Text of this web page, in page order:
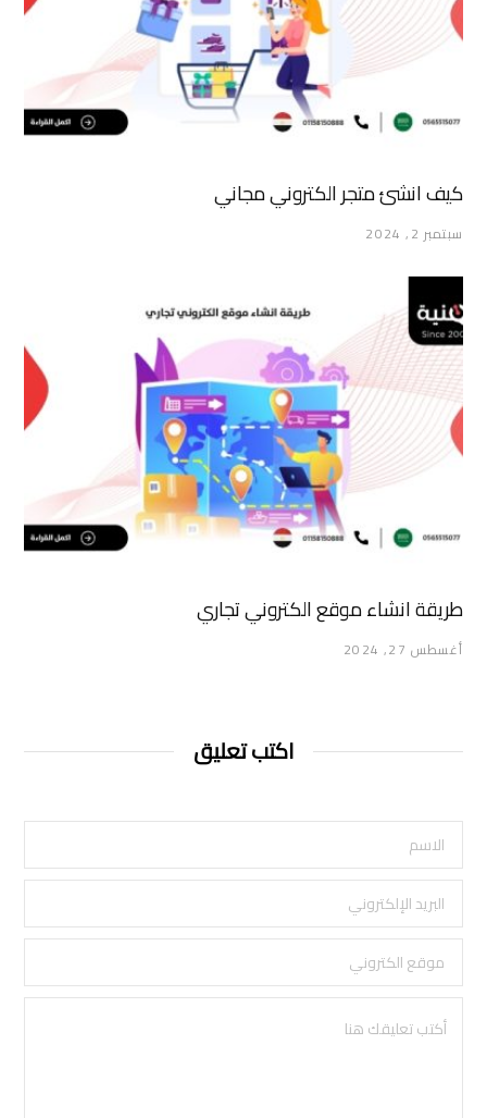
كيف انشئ متجر الكتروني مجاني
سبتمبر 2, 2024
طريقة انشاء موقع الكتروني تجاري
أغسطس 27, 2024
اكتب تعليق